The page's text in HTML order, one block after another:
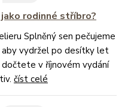
rodinné stříbro?
Splněný sen pečujeme
vydržel po desítky let
dočtete v říjnovém vydání
číst celé